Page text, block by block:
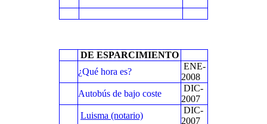
DE ESPARCIMIENTO
¿Qué hora es?
ENE-
2008
Autobús de bajo coste
DIC-
2007
Luisma (notario)
DIC-
2007